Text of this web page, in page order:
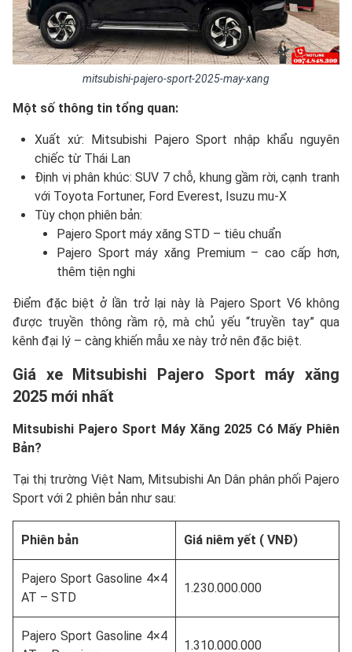
mitsubishi-pajero-sport-2025-may-xang
Một số thông tin tổng quan:
Xuất xứ: Mitsubishi Pajero Sport nhập khẩu nguyên
chiếc từ Thái Lan
Định vị phân khúc: SUV 7 chỗ, khung gầm rời, cạnh tranh
với Toyota Fortuner, Ford Everest, Isuzu mu-X
Tùy chọn phiên bản:
Pajero Sport máy xăng STD – tiêu chuẩn
Pajero Sport máy xăng Premium – cao cấp hơn,
thêm tiện nghi
Điểm đặc biệt ở lần trở lại này là Pajero Sport V6 không
được truyền thông rầm rộ, mà chủ yếu “truyền tay” qua
kênh đại lý – càng khiến mẫu xe này trở nên đặc biệt.
Giá xe Mitsubishi Pajero Sport máy xăng
2025 mới nhất
Mitsubishi Pajero Sport Máy Xăng 2025 Có Mấy Phiên
Bản?
Tại thị trường Việt Nam, Mitsubishi An Dân phân phối Pajero
Sport với 2 phiên bản như sau:
Phiên bản Giá niêm yết ( VNĐ)
Pajero Sport Gasoline 4×4
AT – STD
1.230.000.000
Pajero Sport Gasoline 4×4
1.310.000.000